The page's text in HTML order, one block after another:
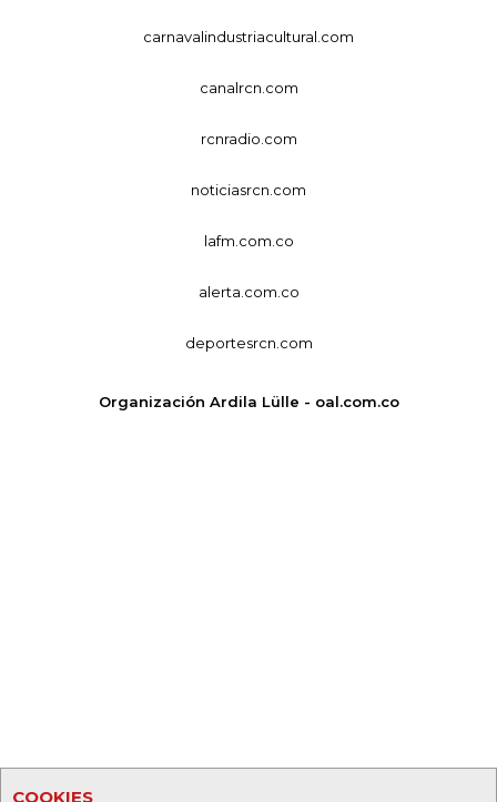
COOKIES
carnavalindustriacultural.com
canalrcn.com
rcnradio.com
noticiasrcn.com
lafm.com.co
alerta.com.co
deportesrcn.com
Organización Ardila Lülle - oal.com.co